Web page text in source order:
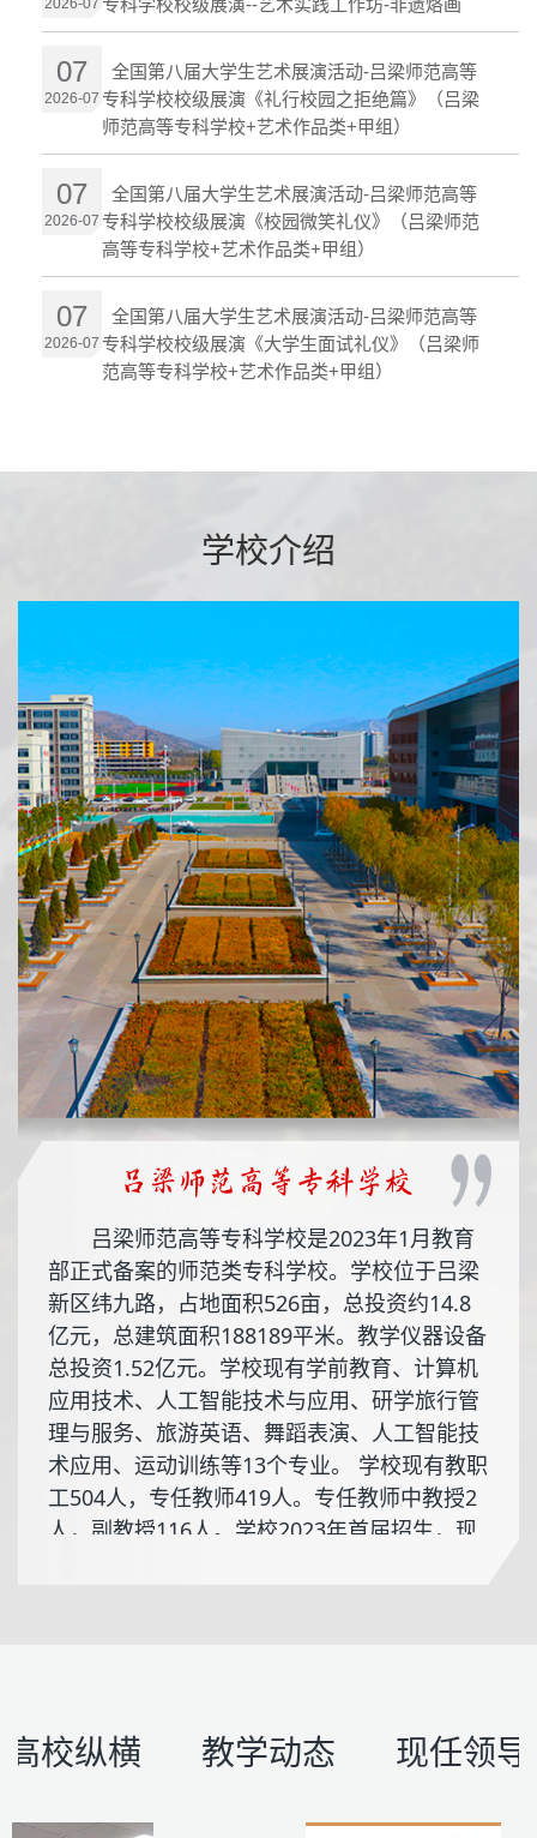
2026-07 专科学校校级展演--艺术实践工作坊-非遗烙画
07
2026-07
全国第八届大学生艺术展演活动-吕梁师范高等
专科学校校级展演《礼行校园之拒绝篇》（吕梁
师范高等专科学校+艺术作品类+甲组）
07
2026-07
全国第八届大学生艺术展演活动-吕梁师范高等
专科学校校级展演《校园微笑礼仪》（吕梁师范
高等专科学校+艺术作品类+甲组）
07
2026-07
全国第八届大学生艺术展演活动-吕梁师范高等
专科学校校级展演《大学生面试礼仪》（吕梁师
范高等专科学校+艺术作品类+甲组）
学校介绍
吕梁师范高等专科学校是2023年1月教育
部正式备案的师范类专科学校。学校位于吕梁
新区纬九路，占地面积526亩，总投资约14.8
亿元，总建筑面积188189平米。教学仪器设备
总投资1.52亿元。学校现有学前教育、计算机
应用技术、人工智能技术与应用、研学旅行管
理与服务、旅游英语、舞蹈表演、人工智能技
术应用、运动训练等13个专业。 学校现有教职
工504人，专任教师419人。专任教师中教授2
人，副教授116人。学校2023年首届招生，现
高校纵横 教学动态 现任领导